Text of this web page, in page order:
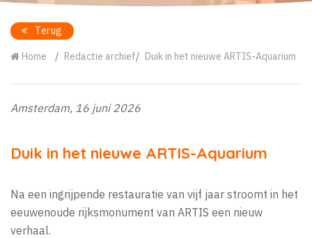
Terug
Home Redactie archief Duik in het nieuwe ARTIS-Aquarium
Amsterdam, 16 juni 2026
Duik in het nieuwe ARTIS-Aquarium
Na een ingrijpende restauratie van vijf jaar stroomt in het
eeuwenoude rijksmonument van ARTIS een nieuw
verhaal.